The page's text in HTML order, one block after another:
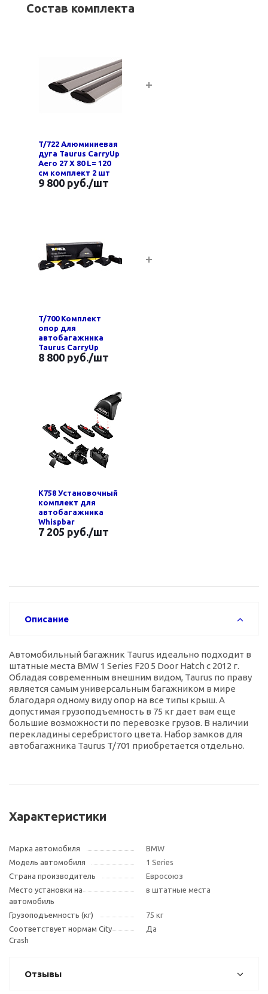
Состав комплекта
T/722 Алюминиевая
дуга Taurus CarryUp
Aero 27 Х 80 L= 120
см комплект 2 шт
9 800 руб./шт
T/700 Комплект
опор для
автобагажника
Taurus CarryUp
8 800 руб./шт
K758 Установочный
комплект для
автобагажника
Whispbar
7 205 руб./шт
Описание
Автомобильный багажник Taurus идеально подходит в
штатные места BMW 1 Series F20 5 Door Hatch с 2012 г.
Обладая современным внешним видом, Taurus по праву
является самым универсальным багажником в мире
благодаря одному виду опор на все типы крыш. А
допустимая грузоподъемность в 75 кг дает вам еще
большие возможности по перевозке грузов. В наличии
перекладины серебристого цвета. Набор замков для
автобагажника Taurus T/701 приобретается отдельно.
Характеристики
Марка автомобиля
BMW
Модель автомобиля
1 Series
Страна производитель
Евросоюз
Место установки на
автомобиль
в штатные места
Грузоподъемность (кг)
75 кг
Соответствует нормам City
Crash
Да
Отзывы